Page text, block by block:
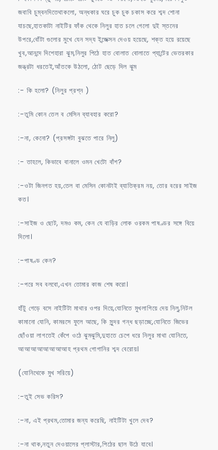
জবাবি চুম্বনদিতেথাকলো, অন্ধকার ঘরে চুক চুক চকাস করে শব্দ শোনা
যাচছে,হাতকাটা নাইটির ফাঁক থেকে নিলুর হাত চলে গেলো দুই স্তনের
উপরে,বোঁটা গুলোর মুখে যেন সদ্য ইন্জেক্সন দেওয় হয়েছে, শক্ত হয়ে রয়েছে
খুব,আনন্দে দিশেহারা ঝুম,নিলুর পিঠে হাত বোলাত বোলাতে প্যান্টের ভেতরকার
জন্ত্রটা ধরতেই,আঁতকে উঠলো, ঠোট ছেড়ে দিল ঝুম
:- কি হলো? (নিলুর প্রশ্ন )
:-তুমি কোন তেল ব মেসিন ব্যাবহার করো?
:-না, কেনো? (প্রসঙ্গটা বুঝতে পারে নিলু)
:- তাহলে, কিভাবে বানালে ওমন খেটো বাঁশ?
:-ওটা জিনগত হয়,তেল বা মেসিন কোনটাই ব্যাতিক্রম নয়, তোর বরের সাইজ
কত।
:-সাইজ ও ছোট, দমও কম, কেন যে বাড়ির লোক ওরকম পাষণ্ডর সঙ্গে বিয়ে
দিলো।
:-পাষণ্ড কেন?
:-পরে সব বলবো,এখন তোমার কাজ শেষ করো।
হাঁটু গেড়ে বসে নাইটিটা মাথার ওপর দিয়ে,যোনিতে মুখলাগিয়ে দেয় নিলু,নিটল
কামানো যোনি, কামরসে ফুলে আছে, কি সুন্দর গন্ধ ছড়াচ্ছে,যোনিতে জিভের
ছোঁওয়া লাগতেই কেঁপে ওঠে ঝুমঝুমি,দুহাতে চেপে ধরে নিলুর মাথা যোনিতে,
আআআআআআআআহ প্রথম গোগানির শব্দ বেরোয়।
(যোনিথেকে মুখ সরিয়ে)
:-তুই সেভ করিস?
:-না, এই প্রথম,তোমার জন্য করেছি, নাইটিটা খুলে দেব?
:-না থাক,নতুন দেওয়ালের প্লাস্টার,পিঠের ছাল উঠে যাবে।